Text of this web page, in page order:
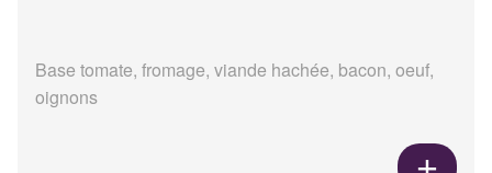
Base tomate, fromage, viande hachée, bacon, oeuf,
oignons